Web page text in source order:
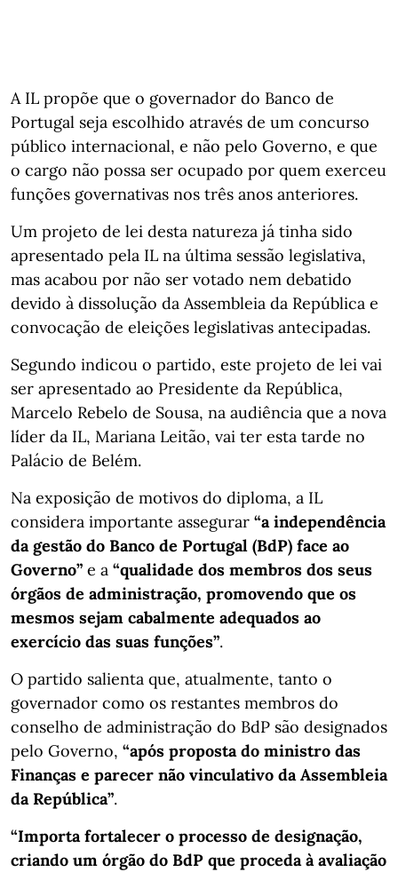
A IL propõe que o governador do Banco de
Portugal seja escolhido através de um concurso
público internacional, e não pelo Governo, e que
o cargo não possa ser ocupado por quem exerceu
funções governativas nos três anos anteriores.
Um projeto de lei desta natureza já tinha sido
apresentado pela IL na última sessão legislativa,
mas acabou por não ser votado nem debatido
devido à dissolução da Assembleia da República e
convocação de eleições legislativas antecipadas.
Segundo indicou o partido, este projeto de lei vai
ser apresentado ao Presidente da República,
Marcelo Rebelo de Sousa, na audiência que a nova
líder da IL, Mariana Leitão, vai ter esta tarde no
Palácio de Belém.
Na exposição de motivos do diploma, a IL
considera importante assegurar “a independência
da gestão do Banco de Portugal (BdP) face ao
Governo” e a “qualidade dos membros dos seus
órgãos de administração, promovendo que os
mesmos sejam cabalmente adequados ao
exercício das suas funções”.
O partido salienta que, atualmente, tanto o
governador como os restantes membros do
conselho de administração do BdP são designados
pelo Governo, “após proposta do ministro das
Finanças e parecer não vinculativo da Assembleia
da República”.
“Importa fortalecer o processo de designação,
criando um órgão do BdP que proceda à avaliação